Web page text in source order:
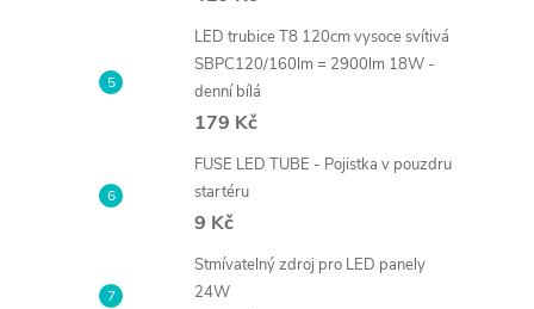
LED trubice T8 120cm vysoce svítivá
SBPC120/160lm = 2900lm 18W -
denní bílá
179 Kč
FUSE LED TUBE - Pojistka v pouzdru
startéru
9 Kč
Stmívatelný zdroj pro LED panely
24W